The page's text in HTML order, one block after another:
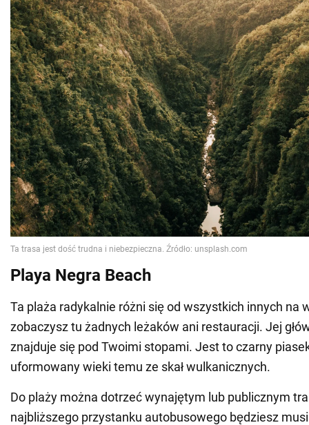
Playa Negra Beach
Ta plaża radykalnie różni się od wszystkich innych na
zobaczysz tu żadnych leżaków ani restauracji. Jej
znajduje się pod Twoimi stopami. Jest to czarny
uformowany wieki temu ze skał wulkanicznych.
Do plaży można dotrzeć wynajętym lub publicznym
najbliższego przystanku autobusowego będziesz